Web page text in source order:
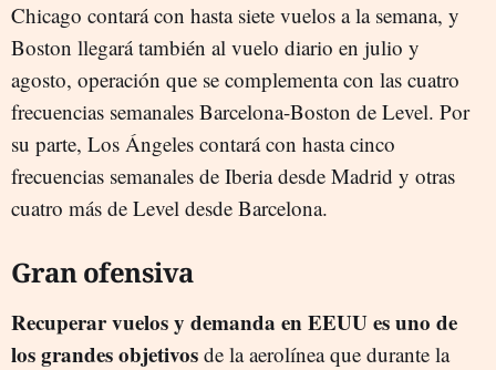
Chicago contará con hasta siete vuelos a la semana, y
Boston llegará también al vuelo diario en julio y
agosto, operación que se complementa con las cuatro
frecuencias semanales Barcelona-Boston de Level. Por
su parte, Los Ángeles contará con hasta cinco
frecuencias semanales de Iberia desde Madrid y otras
cuatro más de Level desde Barcelona.
Gran ofensiva
Recuperar vuelos y demanda en EEUU es uno de
los grandes objetivos de la aerolínea que durante la